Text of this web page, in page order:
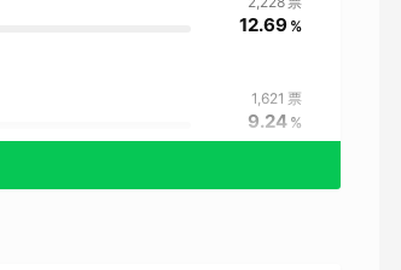
12.69 %
1,621 票
9.24 %